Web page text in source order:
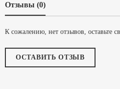
Отзывы (0)
К сожалению, нет отзывов, оставьте
ОСТАВИТЬ ОТЗЫВ